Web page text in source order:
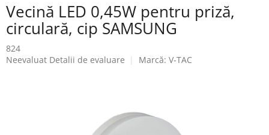
Vecină LED 0,45W pentru priză,
circulară, cip SAMSUNG
824
Evaluarea
Neevaluat Detalii de evaluare Marcă: V-TAC